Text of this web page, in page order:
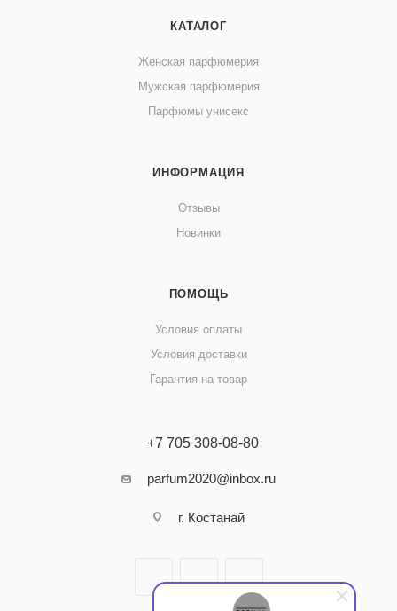
КАТАЛОГ
Женская парфюмерия
Мужская парфюмерия
Парфюмы унисекс
ИНФОРМАЦИЯ
Отзывы
Новинки
ПОМОЩЬ
Условия оплаты
Условия доставки
Гарантия на товар
+7 705 308-08-80
parfum2020@inbox.ru
г. Костанай